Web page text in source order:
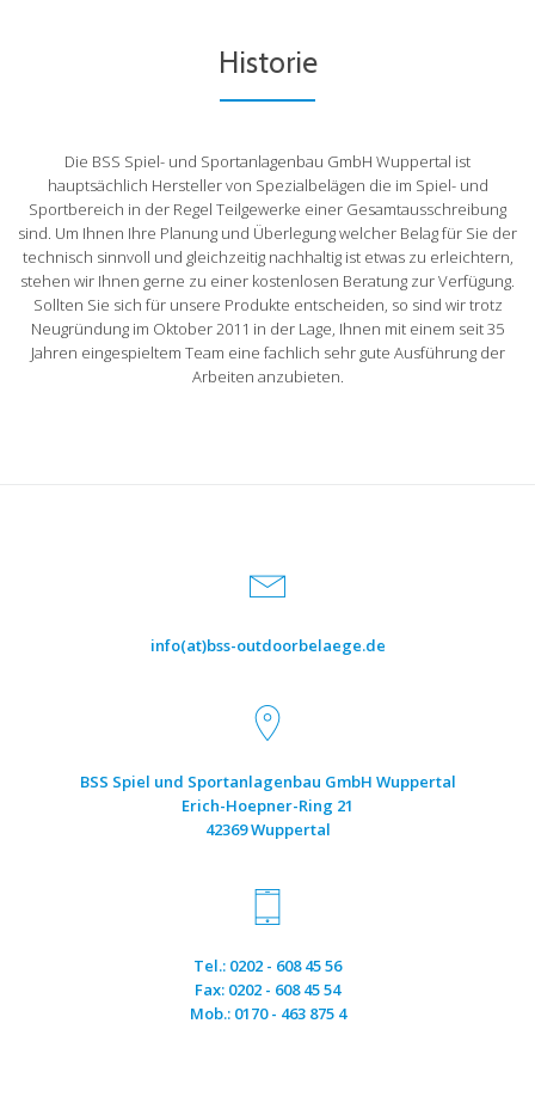
Historie
Die BSS Spiel- und Sportanlagenbau GmbH Wuppertal ist
hauptsächlich Hersteller von Spezialbelägen die im Spiel- und
Sportbereich in der Regel Teilgewerke einer Gesamtausschreibung
sind. Um Ihnen Ihre Planung und Überlegung welcher Belag für Sie der
technisch sinnvoll und gleichzeitig nachhaltig ist etwas zu erleichtern,
stehen wir Ihnen gerne zu einer kostenlosen Beratung zur Verfügung.
Sollten Sie sich für unsere Produkte entscheiden, so sind wir trotz
Neugründung im Oktober 2011 in der Lage, Ihnen mit einem seit 35
Jahren eingespieltem Team eine fachlich sehr gute Ausführung der
Arbeiten anzubieten.
info(at)bss-outdoorbelaege.de
BSS Spiel und Sportanlagenbau GmbH Wuppertal
Erich-Hoepner-Ring 21
42369 Wuppertal
Tel.: 0202 - 608 45 56
Fax: 0202 - 608 45 54
Mob.: 0170 - 463 875 4